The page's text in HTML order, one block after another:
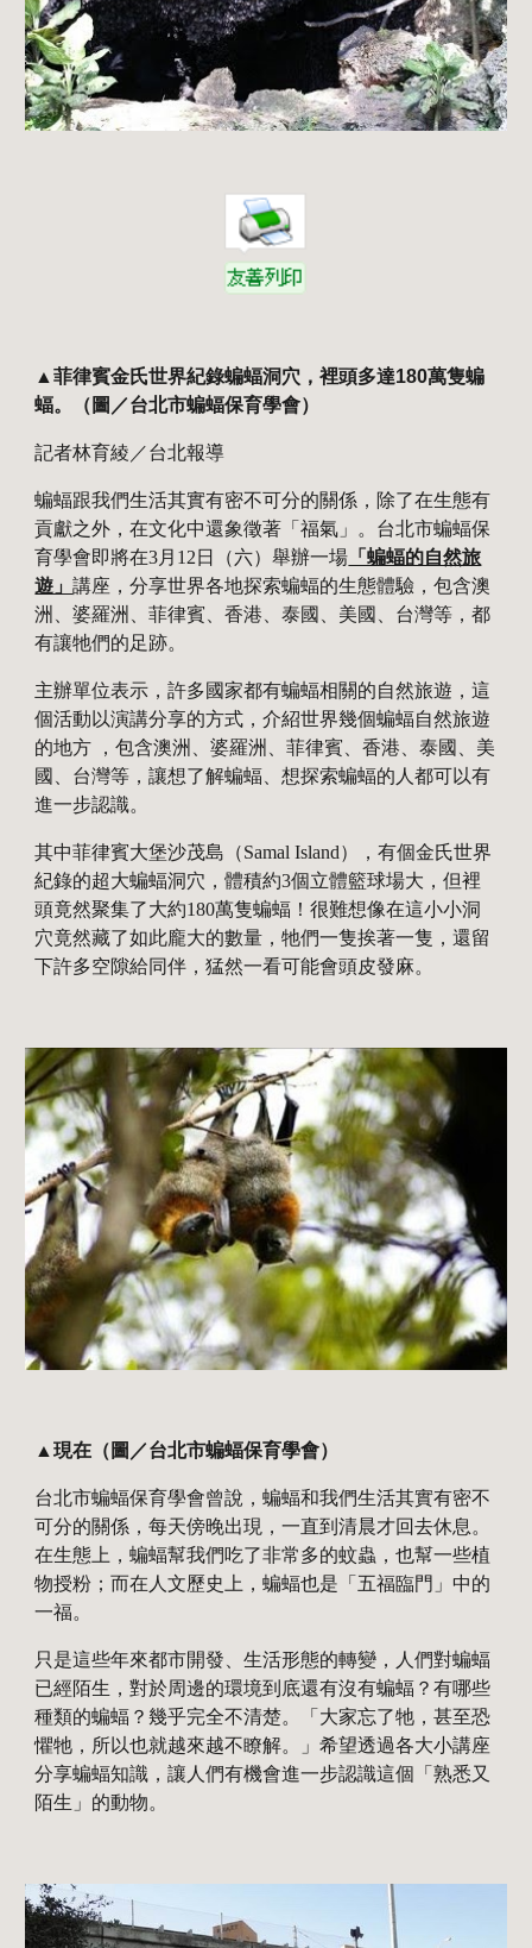
▲菲律賓金氏世界紀錄蝙蝠洞穴，裡頭多達180萬隻蝙
蝠。（圖／台北市蝙蝠保育學會）
記者林育綾／台北報導
蝙蝠跟我們生活其實有密不可分的關係，除了在生態有
貢獻之外，在文化中還象徵著「福氣」。台北市蝙蝠保
育學會即將在3月12日（六）舉辦一場 「蝙蝠的自然旅
遊」講座，分享世界各地探索蝙蝠的生態體驗，包含澳
洲、婆羅洲、菲律賓、香港、泰國、美國、台灣等，都
有讓牠們的足跡。
主辦單位表示，許多國家都有蝙蝠相關的自然旅遊，這
個活動以演講分享的方式，介紹世界幾個蝙蝠自然旅遊
的地方 ，包含澳洲、婆羅洲、菲律賓、香港、泰國、美
國、台灣等，讓想了解蝙蝠、想探索蝙蝠的人都可以有
進一步認識。
其中菲律賓大堡沙茂島（Samal Island），有個金氏世界
紀錄的超大蝙蝠洞穴，體積約3個立體籃球場大，但裡
頭竟然聚集了大約180萬隻蝙蝠！很難想像在這小小洞
穴竟然藏了如此龐大的數量，牠們一隻挨著一隻，還留
下許多空隙給同伴，猛然一看可能會頭皮發麻。
▲現在（圖／台北市蝙蝠保育學會）
台北市蝙蝠保育學會曾說，蝙蝠和我們生活其實有密不
可分的關係，每天傍晚出現，一直到清晨才回去休息。
在生態上，蝙蝠幫我們吃了非常多的蚊蟲，也幫一些植
物授粉；而在人文歷史上，蝙蝠也是「五福臨門」中的
一福。
只是這些年來都市開發、生活形態的轉變，人們對蝙蝠
已經陌生，對於周邊的環境到底還有沒有蝙蝠？有哪些
種類的蝙蝠？幾乎完全不清楚。「大家忘了牠，甚至恐
懼牠，所以也就越來越不瞭解。」希望透過各大小講座
分享蝙蝠知識，讓人們有機會進一步認識這個「熟悉又
陌生」的動物。